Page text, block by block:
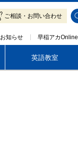
ご相談・お問い合わせ
お知らせ 早稲アカOnline
英語教室